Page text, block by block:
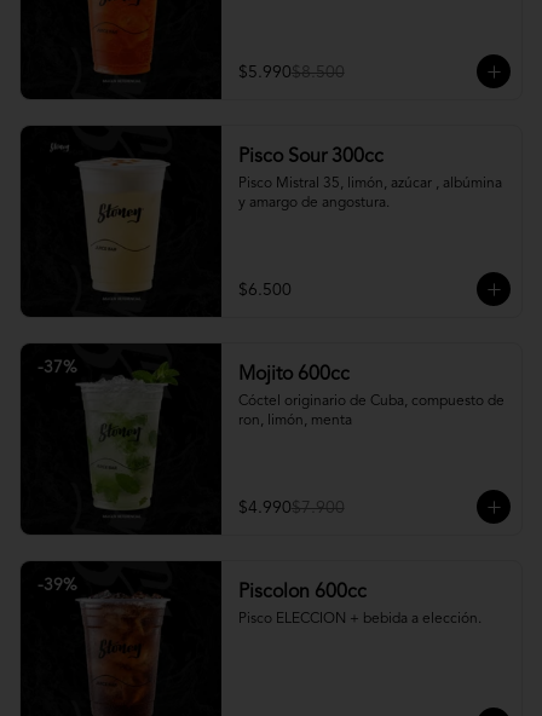
$5.990$8.500
Pisco Sour 300cc
Pisco Mistral 35, limón, azúcar , albúmina
y amargo de angostura.
$6.500
-37% Mojito 600cc
Cóctel originario de Cuba, compuesto de
ron, limón, menta
$4.990$7.900
-39% Piscolon 600cc
Pisco ELECCION + bebida a elección.